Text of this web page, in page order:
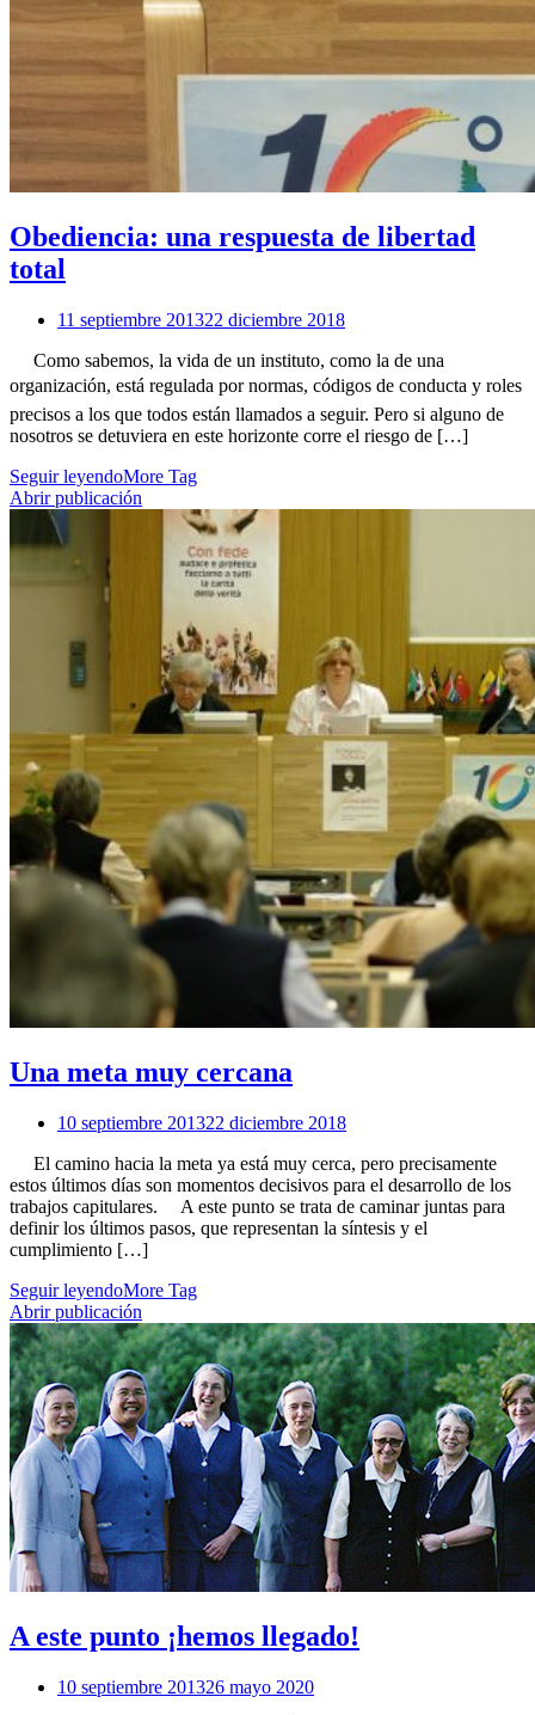
Obediencia: una respuesta de libertad
total
11 septiembre 201322 diciembre 2018
Como sabemos, la vida de un instituto, como la de una
organización, está regulada por normas, códigos de conducta y roles
precisos a los que todos están llamados a seguir. Pero si alguno de
nosotros se detuviera en este horizonte corre el riesgo de […]
Seguir leyendoMore Tag
Abrir publicación
Una meta muy cercana
10 septiembre 201322 diciembre 2018
El camino hacia la meta ya está muy cerca, pero precisamente
estos últimos días son momentos decisivos para el desarrollo de los
trabajos capitulares. A este punto se trata de caminar juntas para
definir los últimos pasos, que representan la síntesis y el
cumplimiento […]
Seguir leyendoMore Tag
Abrir publicación
A este punto ¡hemos llegado!
10 septiembre 201326 mayo 2020